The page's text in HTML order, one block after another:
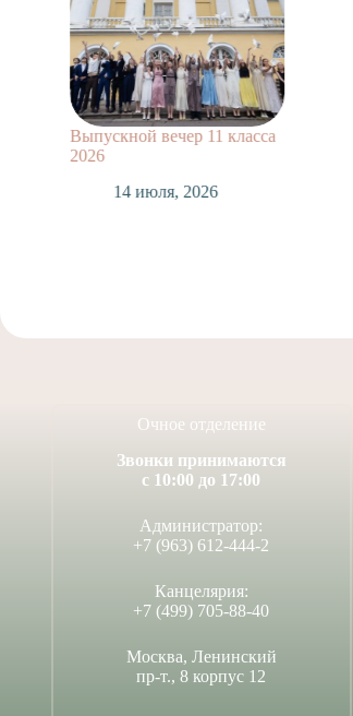
Выпускной вечер 11 класса
2026
14 июля, 2026
Очное отделение
Звонки принимаются
с 10:00 до 17:00
Администратор:
+7 (963) 612-444-2
Канцелярия:
+7 (499) 705-88-40
Москва, Ленинский
пр-т., 8 корпус 12